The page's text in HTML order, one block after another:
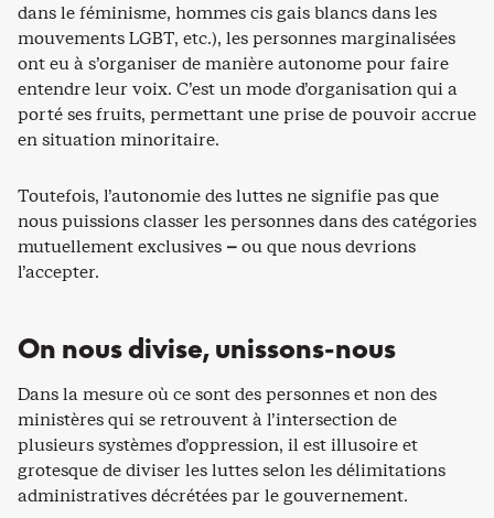
dans le féminisme, hommes cis gais blancs dans les
mouvements LGBT, etc.), les personnes marginalisées
ont eu à s’organiser de manière autonome pour faire
entendre leur voix. C’est un mode d’organisation qui a
porté ses fruits, permettant une prise de pouvoir accrue
en situation minoritaire.
Toutefois, l’autonomie des luttes ne signifie pas que
nous puissions classer les personnes dans des catégories
mutuellement exclusives –ou que nous devrions
l’accepter.
On nous divise, unissons-nous
Dans la mesure où ce sont des personnes et non des
ministères qui se retrouvent à l’intersection de
plusieurs systèmes d’oppression, il est illusoire et
grotesque de diviser les luttes selon les délimitations
administratives décrétées par le gouvernement.